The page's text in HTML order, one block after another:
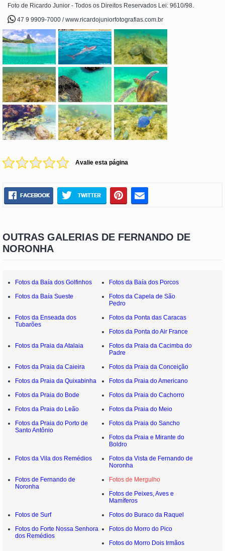
Foto de Ricardo Junior - Todos os Direitos Reservados Lei: 9610/98.
47 9 9909-7000 / www.ricardojuniorfotografias.com.br
Avalie esta página
OUTRAS GALERIAS DE FERNANDO DE
NORONHA
Fotos da Baía dos Golfinhos
Fotos da Baía dos Porcos
Fotos da Baía Sueste
Fotos da Capela de São
Pedro
Fotos da Enseada dos
Tubarões
Fotos da Ponta das Caracas
Fotos da Ponta do Air France
Fotos da Praia da Atalaia
Fotos da Praia da Cacimba do
Padre
Fotos da Praia da Caieira
Fotos da Praia da Conceição
Fotos da Praia da Quixabinha
Fotos da Praia do Americano
Fotos da Praia do Bode
Fotos da Praia do Cachorro
Fotos da Praia do Leão
Fotos da Praia do Meio
Fotos da Praia do Porto de
Santo Antônio
Fotos da Praia do Sancho
Fotos da Praia e Mirante do
Boldro
Fotos da Vila dos Remédios
Fotos da Vista de Fernando de
Noronha
Fotos de Fernando de
Noronha
Fotos de Mergulho
Fotos de Peixes, Aves e
Mamíferos
Fotos de Surf
Fotos do Buraco da Raquel
Fotos do Forte Nossa Senhora
dos Remédios
Fotos do Morro do Pico
Fotos do Morro Dois Irmãos